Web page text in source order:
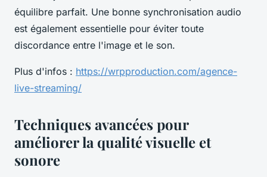
équilibre parfait. Une bonne synchronisation audio
est également essentielle pour éviter toute
discordance entre l'image et le son.
Plus d'infos : https://wrpproduction.com/agence-
live-streaming/
Techniques avancées pour
améliorer la qualité visuelle et
sonore